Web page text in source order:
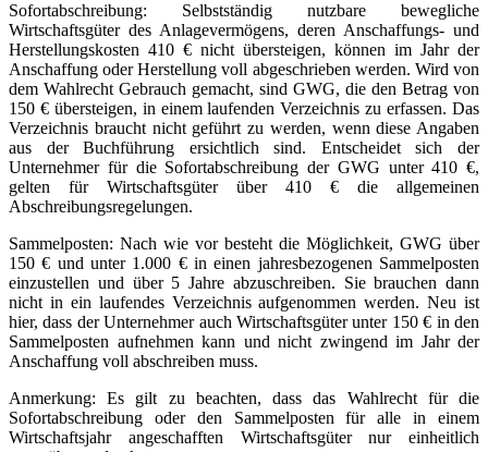
Sofortabschreibung: Selbstständig nutzbare bewegliche
Wirtschaftsgüter des Anlagevermögens, deren Anschaffungs- und
Herstellungskosten 410 € nicht übersteigen, können im Jahr der
Anschaffung oder Herstellung voll abgeschrieben werden. Wird von
dem Wahlrecht Gebrauch gemacht, sind GWG, die den Betrag von
150 € übersteigen, in einem laufenden Verzeichnis zu erfassen. Das
Verzeichnis braucht nicht geführt zu werden, wenn diese Angaben
aus der Buchführung ersichtlich sind. Entscheidet sich der
Unternehmer für die Sofortabschreibung der GWG unter 410 €,
gelten für Wirtschaftsgüter über 410 € die allgemeinen
Abschreibungsregelungen.
Sammelposten: Nach wie vor besteht die Möglichkeit, GWG über
150 € und unter 1.000 € in einen jahresbezogenen Sammelposten
einzustellen und über 5 Jahre abzuschreiben. Sie brauchen dann
nicht in ein laufendes Verzeichnis aufgenommen werden. Neu ist
hier, dass der Unternehmer auch Wirtschaftsgüter unter 150 € in den
Sammelposten aufnehmen kann und nicht zwingend im Jahr der
Anschaffung voll abschreiben muss.
Anmerkung: Es gilt zu beachten, dass das Wahlrecht für die
Sofortabschreibung oder den Sammelposten für alle in einem
Wirtschaftsjahr angeschafften Wirtschaftsgüter nur einheitlich